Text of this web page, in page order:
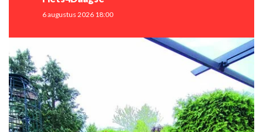
6 augustus 2026 18:00